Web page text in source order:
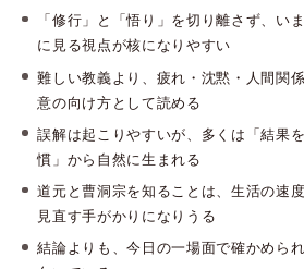
「修行」と「悟り」を切り離さず、い
に見る視点が核になりやすい
難しい教義より、疲れ・沈黙・人間関
意の向け方として読める
誤解は起こりやすいが、多くは「結果
慣」から自然に生まれる
道元と曹洞宗を知ることは、生活の速
見直す手がかりになりうる
結論よりも、今日の一場面で確かめら